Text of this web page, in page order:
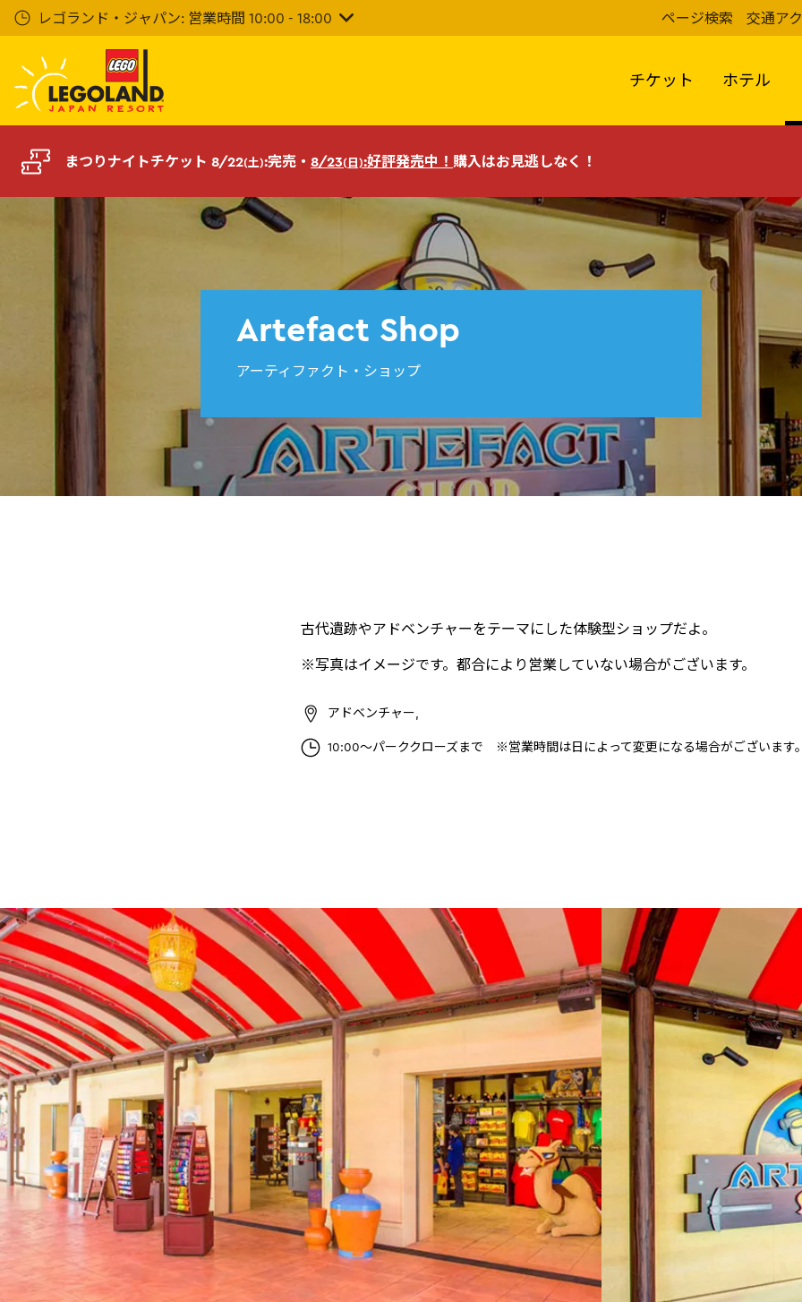
イ
レゴランド・ジャパン: 営業時間 10:00 - 18:00 ページ検索 交通ア
チケット ホテル
まつりナイトチケット 8/22(土):完売・ 8/23(日):好評発売中！ 購入はお見逃しなく！
Artefact Shop
アーティファクト・ショップ
古代遺跡やアドベンチャーをテーマにした体験型ショップだよ。
※写真はイメージです。都合により営業していない場合がございます。
アドベンチャー,
10:00～パーククローズまで ※営業時間は日によって変更になる場合がございます